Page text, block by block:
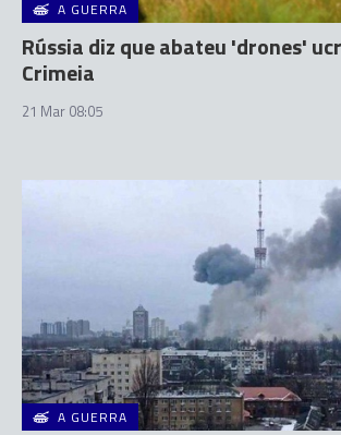
A GUERRA
Rússia diz que abateu 'drones'
Crimeia
21 Mar 08:05
A GUERRA